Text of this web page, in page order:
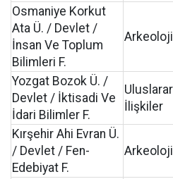
Osmaniye Korkut
Ata Ü. / Devlet /
İnsan Ve Toplum
Bilimleri F.
Arkeoloji
Yozgat Bozok Ü. /
Devlet / İktisadi Ve
İdari Bilimler F.
İlişkiler
Kırşehir Ahi Evran Ü.
/ Devlet / Fen-
Edebiyat F.
Arkeoloji